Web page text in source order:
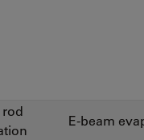
E-beam